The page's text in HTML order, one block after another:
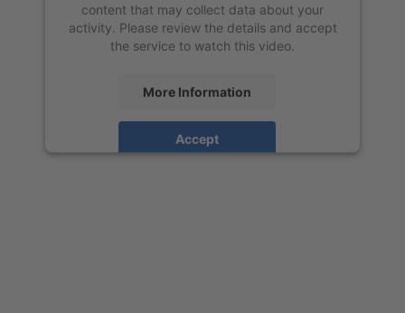
content that may collect data about your
activity. Please review the details and accept
the service to watch this video.
More Information
Accept